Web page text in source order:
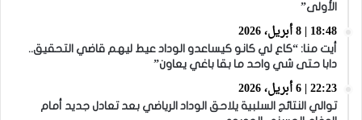
الأولى”
18:48 | 8 أبريل، 2026
أيت منا: “كاع لي كانو كيساعدو الوداد عيط ليهم قاضي التحقيق..
دابا حتى شي واحد ما بقا باغي يعاون”
22:23 | 6 أبريل، 2026
توالي النتائج السلبية يلاحق الوداد الرياضي بعد تعادل جديد أمام